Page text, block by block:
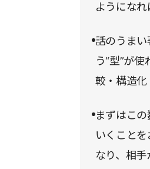
ようになれ
話のうま
う“型”が
較・構造化
まずはこ
いくこと
なり、相手